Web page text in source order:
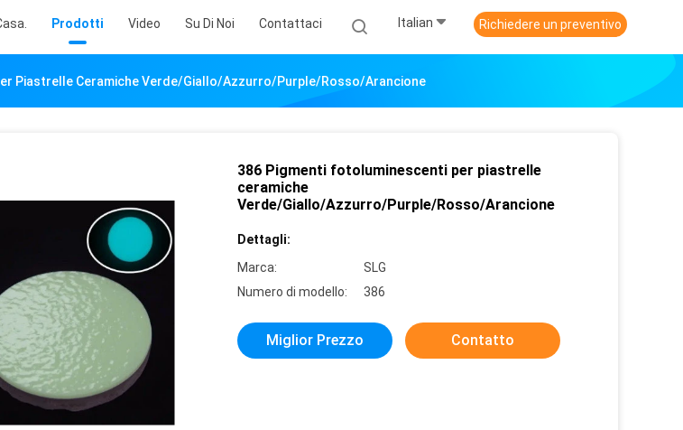
Prodotti Video Su Di Noi Contattaci Italian Richiedere un preventivo
Piastrelle Ceramiche Verde/Giallo/Azzurro/Purple/Rosso/Arancione
386 Pigmenti fotoluminescenti per piastrelle
ceramiche
Verde/Giallo/Azzurro/Purple/Rosso/Arancione
Dettagli:
Marca:
SLG
Numero di modello:
386
Miglior Prezzo Contatto